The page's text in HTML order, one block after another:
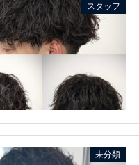
スタッフ
未分類